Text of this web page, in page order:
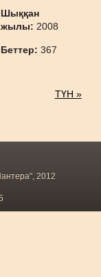
Шыққан
жылы: 2008
Беттер:367
ТҮН »
2012